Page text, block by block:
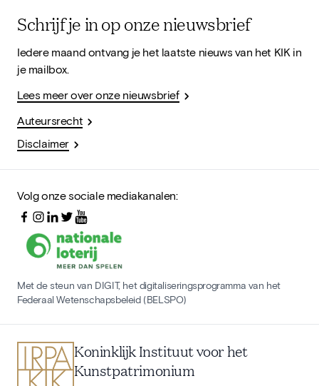
Schrijf je in op onze nieuwsbrief
Iedere maand ontvang je het laatste nieuws van het KIK in
je mailbox.
Lees meer over onze nieuwsbrief
Auteursrecht
Disclaimer
Volg onze sociale mediakanalen:
Met de steun van DIGIT, het digitaliseringsprogramma van het
Federaal Wetenschapsbeleid (BELSPO)
Koninklijk Instituut voor het
Kunstpatrimonium